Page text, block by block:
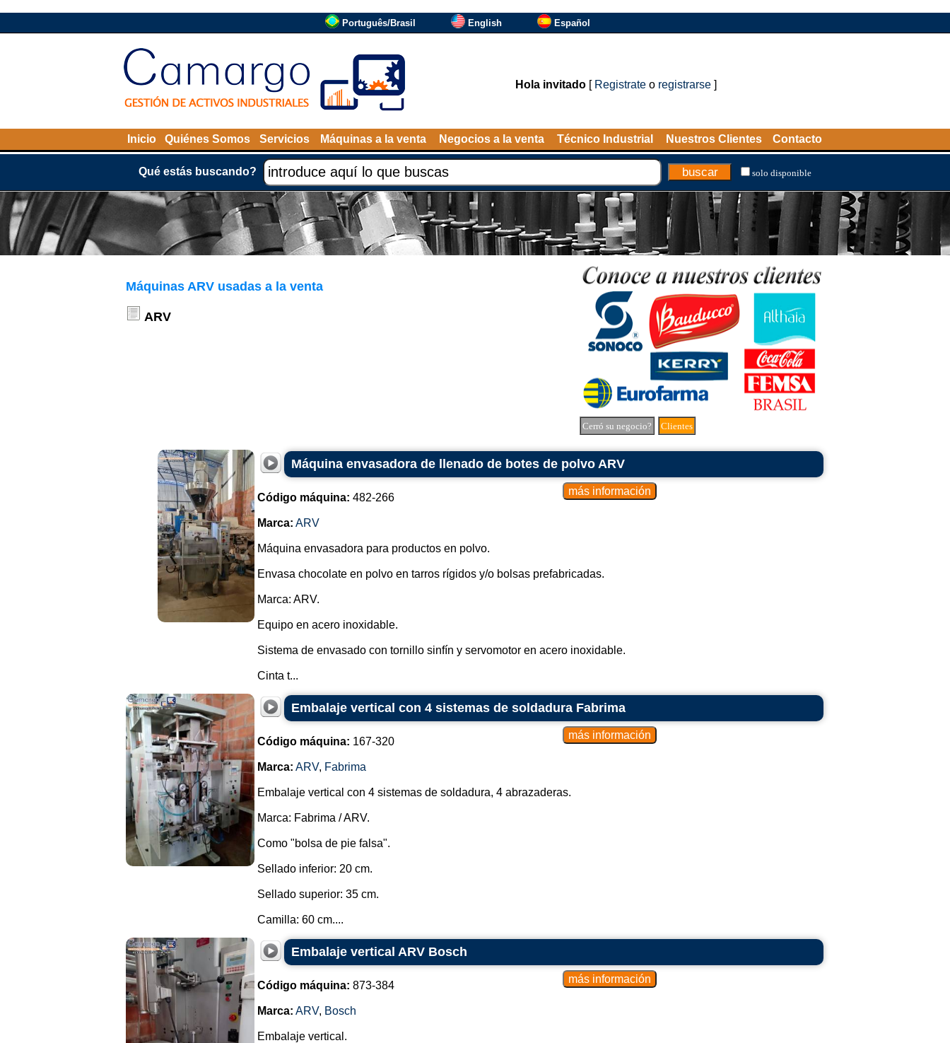
Português/Brasil English Español
Hola invitado[ Registrateo registrarse]
Inicio Quiénes Somos Servicios Máquinas a la venta Negocios a la venta Técnico Industrial Nuestros Clientes Contacto
Qué estás buscando? solo disponible
Máquinas ARV usadas a la venta
ARV
Cerró su negocio? Clientes
Máquina envasadora de llenado de botes de polvo ARV
Código máquina: 482-266
Marca: ARV
Máquina envasadora para productos en polvo.
Envasa chocolate en polvo en tarros rígidos y/o bolsas prefabricadas.
Marca: ARV.
Equipo en acero inoxidable.
Sistema de envasado con tornillo sinfín y servomotor en acero inoxidable.
Cinta t...
Embalaje vertical con 4 sistemas de soldadura Fabrima
Código máquina: 167-320
Marca: ARV, Fabrima
Embalaje vertical con 4 sistemas de soldadura, 4 abrazaderas.
Marca: Fabrima / ARV.
Como "bolsa de pie falsa".
Sellado inferior: 20 cm.
Sellado superior: 35 cm.
Camilla: 60 cm....
Embalaje vertical ARV Bosch
Código máquina: 873-384
Marca: ARV, Bosch
Embalaje vertical.